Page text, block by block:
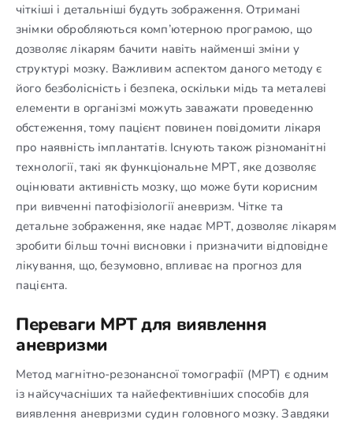
чіткіші і детальніші будуть зображення. Отримані
знімки обробляються комп’ютерною програмою, що
дозволяє лікарям бачити навіть найменші зміни у
структурі мозку. Важливим аспектом даного методу є
його безболісність і безпека, оскільки мідь та металеві
елементи в організмі можуть заважати проведенню
обстеження, тому пацієнт повинен повідомити лікаря
про наявність імплантатів. Існують також різноманітні
технології, такі як функціональне МРТ, яке дозволяє
оцінювати активність мозку, що може бути корисним
при вивченні патофізіології аневризм. Чітке та
детальне зображення, яке надає МРТ, дозволяє лікарям
зробити більш точні висновки і призначити відповідне
лікування, що, безумовно, впливає на прогноз для
пацієнта.
Переваги МРТ для виявлення
аневризми
Метод магнітно-резонансної томографії (МРТ) є одним
із найсучасніших та найефективніших способів для
виявлення аневризми судин головного мозку. Завдяки